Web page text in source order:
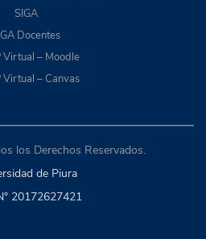
SIGA
Docentes
Virtual – Moodle
Virtual – Canvas
los Derechos Reservados.
de Piura
20172627421